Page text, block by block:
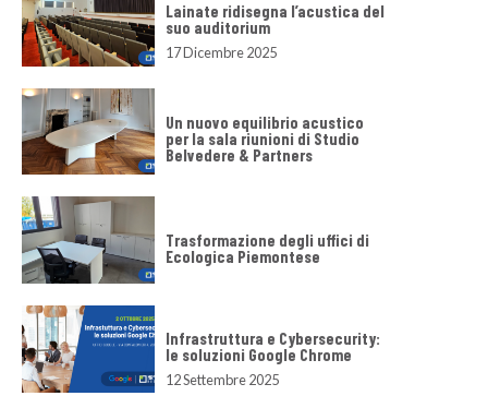
Lainate ridisegna l’acustica del
suo auditorium
17 Dicembre 2025
Un nuovo equilibrio acustico
per la sala riunioni di Studio
Belvedere & Partners
Trasformazione degli uffici di
Ecologica Piemontese
Infrastruttura e Cybersecurity:
le soluzioni Google Chrome
12 Settembre 2025